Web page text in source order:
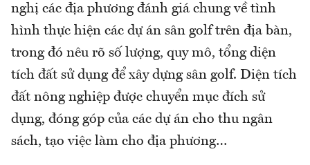
nghị các địa phương đánh giá chung về tình
hình thực hiện các dự án sân golf trên địa bàn,
trong đó nêu rõ số lượng, quy mô, tổng diện
tích đất sử dụng để xây dựng sân golf. Diện tích
đất nông nghiệp được chuyển mục đích sử
dụng, đóng góp của các dự án cho thu ngân
sách, tạo việc làm cho địa phương…